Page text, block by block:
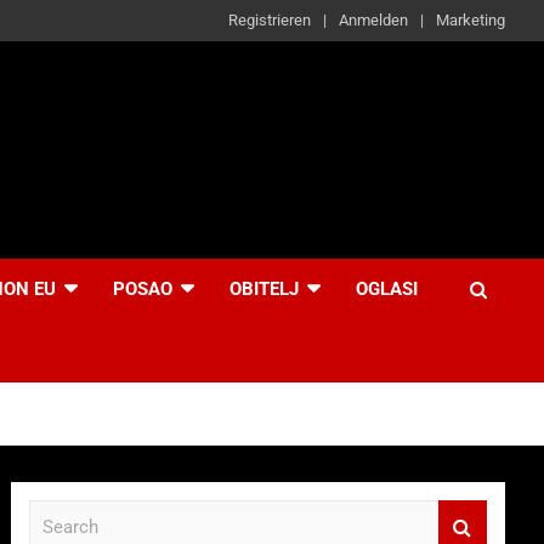
Registrieren Anmelden Marketing
EU POSAO OBITELJ OGLASI